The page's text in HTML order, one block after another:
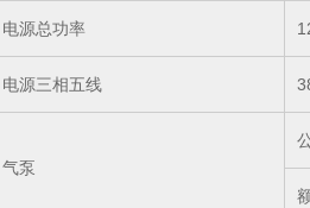
电源总功率
电源三相五线
气泵